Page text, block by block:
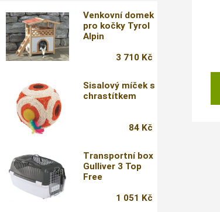
Venkovní domek
pro kočky Tyrol
Alpin
3 710 Kč
Sisalový míček s
chrastítkem
84 Kč
Transportní box
Gulliver 3 Top
Free
1 051 Kč